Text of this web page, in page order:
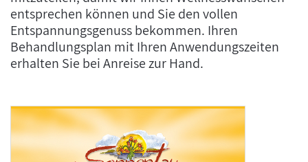
entsprechen können und Sie den vollen
Entspannungsgenuss bekommen. Ihren
Behandlungsplan mit Ihren Anwendungszeiten
erhalten Sie bei Anreise zur Hand.